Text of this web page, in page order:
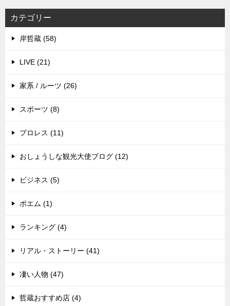
カテゴリー
岸哲蔵 (58)
LIVE (21)
家系 / ルーツ (26)
スポーツ (8)
プロレス (11)
おしょうしな観光大使ブログ (12)
ビジネス (5)
ポエム (1)
ランキング (4)
リアル・ストーリー (41)
凄い人物 (47)
哲蔵おすすめ店 (4)